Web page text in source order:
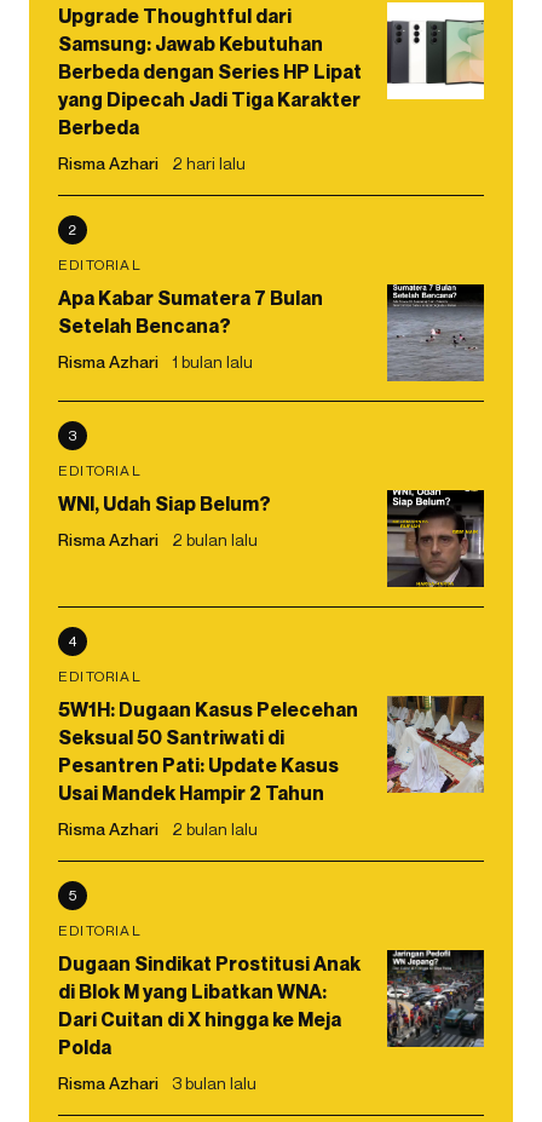
Upgrade Thoughtful dari
Samsung: Jawab Kebutuhan
Berbeda dengan Series HP Lipat
yang Dipecah Jadi Tiga Karakter
Berbeda
Risma Azhari 2 hari lalu
2
EDITORIAL
Apa Kabar Sumatera 7 Bulan
Setelah Bencana?
Risma Azhari 1 bulan lalu
3
EDITORIAL
WNI, Udah Siap Belum?
Risma Azhari 2 bulan lalu
4
EDITORIAL
5W1H: Dugaan Kasus Pelecehan
Seksual 50 Santriwati di
Pesantren Pati: Update Kasus
Usai Mandek Hampir 2 Tahun
Risma Azhari 2 bulan lalu
5
EDITORIAL
Dugaan Sindikat Prostitusi Anak
di Blok M yang Libatkan WNA:
Dari Cuitan di X hingga ke Meja
Polda
Risma Azhari 3 bulan lalu